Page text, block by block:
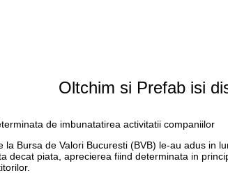
Oltchim si Prefab isi
de imbunatatirea activitatii companiilor
la Bursa de Valori Bucuresti (BVB) le-au adus
decat piata, aprecierea fiind determinata in